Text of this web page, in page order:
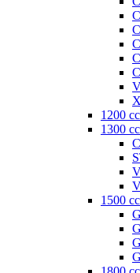
1200
1300
1500